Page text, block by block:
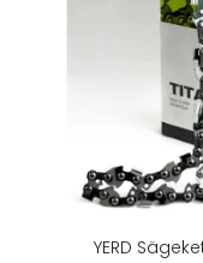
YERD